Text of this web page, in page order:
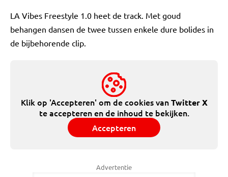
LA Vibes Freestyle 1.0 heet de track. Met goud
behangen dansen de twee tussen enkele dure bolides in
de bijbehorende clip.
Klik op 'Accepteren' om de cookies vanTwitter X
te accepteren en de inhoud te bekijken.
Accepteren
Advertentie